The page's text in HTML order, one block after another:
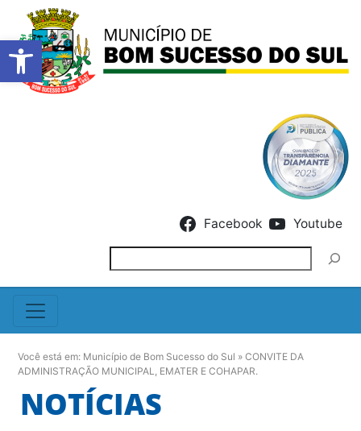
Barra de Ferramentas
Facebook Youtube
Você está em: Município de Bom Sucesso do Sul » CONVITE DA
ADMINISTRAÇÃO MUNICIPAL, EMATER E COHAPAR.
NOTÍCIAS